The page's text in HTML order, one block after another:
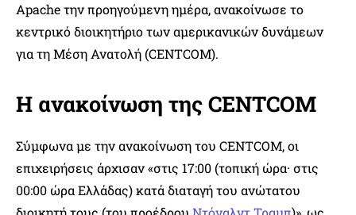
Apache την προηγούμενη ημέρα, ανακοίνωσε το
κεντρικό διοικητήριο των αμερικανικών δυνάμεων
για τη Μέση Ανατολή (CENTCOM).
Η ανακοίνωση της CENTCOM
Σύμφωνα με την ανακοίνωση του CENTCOM, οι
επιχειρήσεις άρχισαν «στις 17:00 (τοπική ώρα· στις
00:00 ώρα Ελλάδας) κατά διαταγή του ανώτατου